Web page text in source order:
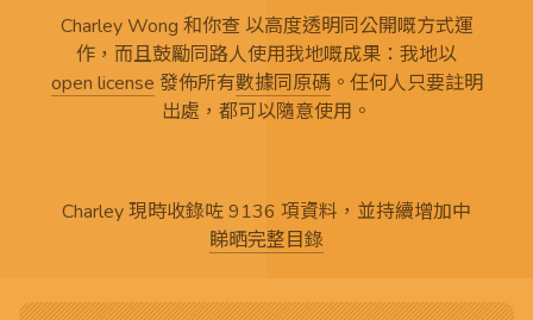
Charley Wong 和你查 以高度透明同公開嘅方式運
作，而且鼓勵同路人使用我地嘅成果：我地以
open license 發佈所有數據同原碼。任何人只要註明
出處，都可以隨意使用。
Charley 現時收錄咗 9136 項資料，並持續增加中
睇晒完整目錄